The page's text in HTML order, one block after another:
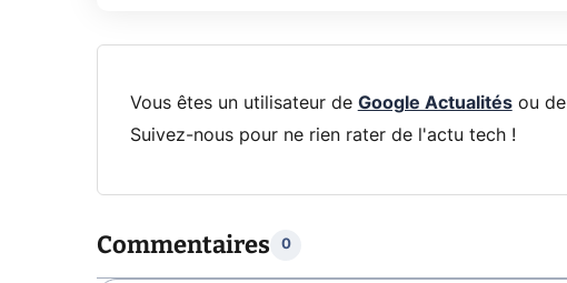
Vous êtes un utilisateur de Google Actualitésou de
Suivez-nous pour ne rien rater de l'actu tech !
Commentaires 0